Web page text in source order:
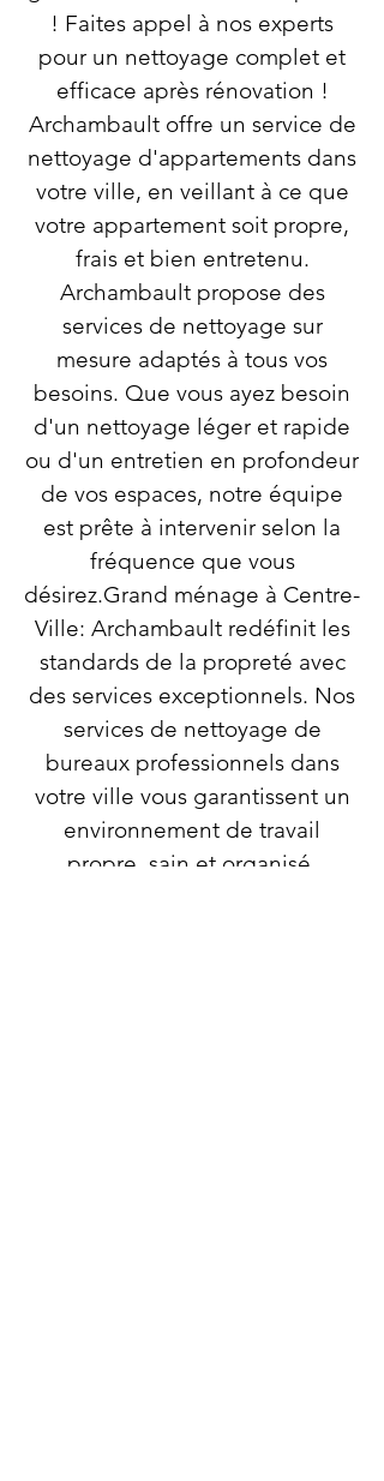
! Faites appel à nos experts
pour un nettoyage complet et
efficace après rénovation !
Archambault offre un service de
nettoyage d'appartements dans
votre ville, en veillant à ce que
votre appartement soit propre,
frais et bien entretenu.
Archambault propose des
services de nettoyage sur
mesure adaptés à tous vos
besoins. Que vous ayez besoin
d'un nettoyage léger et rapide
ou d'un entretien en profondeur
de vos espaces, notre équipe
est prête à intervenir selon la
fréquence que vous
désirez.Grand ménage à Centre-
Ville: Archambault redéfinit les
standards de la propreté avec
des services exceptionnels. Nos
services de nettoyage de
bureaux professionnels dans
votre ville vous garantissent un
environnement de travail
propre, sain et organisé.